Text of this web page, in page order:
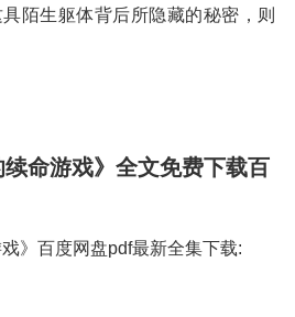
陌生躯体背后所隐藏的秘密，则
命游戏》全文免费下载百
》百度网盘pdf最新全集下载: